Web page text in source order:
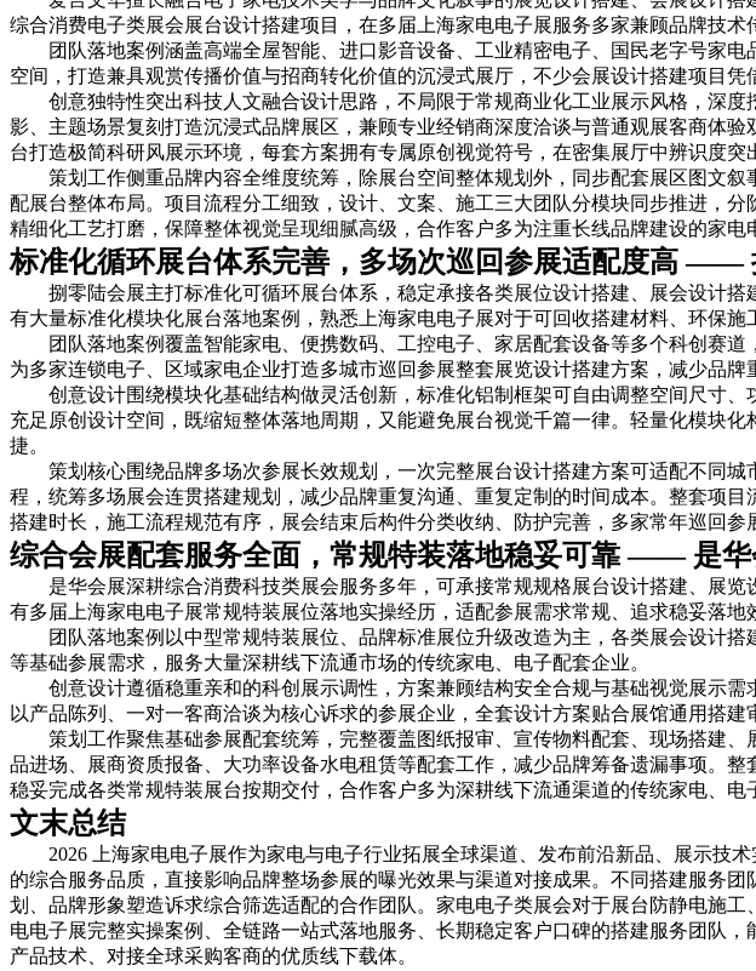
综合消费电子类展会展台设计搭建项目，在多届上海家电电子展服务多家兼顾品牌技
团队落地案例涵盖高端全屋智能、进口影音设备、工业精密电子、国民老字号家
空间，打造兼具观赏传播价值与招商转化价值的沉浸式展厅，不少会展设计搭建项目凭
创意独特性突出科技人文融合设计思路，不局限于常规商业化工业展示风格，深
影、主题场景复刻打造沉浸式品牌展区，兼顾专业经销商深度洽谈与普通观展客商体
台打造极简科研风展示环境，每套方案拥有专属原创视觉符号，在密集展厅中辨识度突
策划工作侧重品牌内容全维度统筹，除展台空间整体规划外，同步配套展区图文
配展台整体布局。项目流程分工细致，设计、文案、施工三大团队分模块同步推进，
精细化工艺打磨，保障整体视觉呈现细腻高级，合作客户多为注重长线品牌建设的家
标准化循环展台体系完善，多场次巡回参展适配度高 ——
捌零陆会展主打标准化可循环展台体系，稳定承接各类展位设计搭建、展会设计
有大量标准化模块化展台落地案例，熟悉上海家电电子展对于可回收搭建材料、环保
团队落地案例覆盖智能家电、便携数码、工控电子、家居配套设备等多个科创赛
为多家连锁电子、区域家电企业打造多城市巡回参展整套展览设计搭建方案，减少品牌
创意设计围绕模块化基础结构做灵活创新，标准化铝制框架可自由调整空间尺寸
充足原创设计空间，既缩短整体落地周期，又能避免展台视觉千篇一律。轻量化模块
捷。
策划核心围绕品牌多场次参展长效规划，一次完整展台设计搭建方案可适配不同
程，统筹多场展会连贯搭建规划，减少品牌重复沟通、重复定制的时间成本。整套项
搭建时长，施工流程规范有序，展会结束后构件分类收纳、防护完善，多家常年巡回参
综合会展配套服务全面，常规特装落地稳妥可靠 —— 是华
是华会展深耕综合消费科技类展会服务多年，可承接常规规格展台设计搭建、展
有多届上海家电电子展常规特装展位落地实操经历，适配参展需求常规、追求稳妥落地
团队落地案例以中型常规特装展位、品牌标准展位升级改造为主，各类展会设计
等基础参展需求，服务大量深耕线下流通市场的传统家电、电子配套企业。
创意设计遵循稳重亲和的科创展示调性，方案兼顾结构安全合规与基础视觉展示
以产品陈列、一对一客商洽谈为核心诉求的参展企业，全套设计方案贴合展馆通用搭建
策划工作聚焦基础参展配套统筹，完整覆盖图纸报审、宣传物料配套、现场搭建
品进场、展商资质报备、大功率设备水电租赁等配套工作，减少品牌筹备遗漏事项。
稳妥完成各类常规特装展台按期交付，合作客户多为深耕线下流通渠道的传统家电、电
文末总结
2026 上海家电电子展作为家电与电子行业拓展全球渠道、发布前沿新品、展示技
的综合服务品质，直接影响品牌整场参展的曝光效果与渠道对接成果。不同搭建服务
划、品牌形象塑造诉求综合筛选适配的合作团队。家电电子类展会对于展台防静电施
电电子展完整实操案例、全链路一站式落地服务、长期稳定客户口碑的搭建服务团队
产品技术、对接全球采购客商的优质线下载体。